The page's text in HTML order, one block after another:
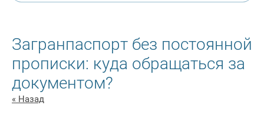
Загранпаспорт без постоянной
прописки: куда обращаться за
документом?
« Назад